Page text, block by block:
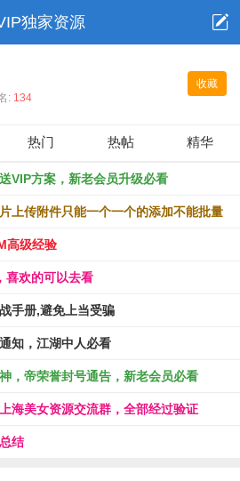
独家资源
收藏
: 134
热门 热帖 精华
VIP方案，新老会员升级必看
上传附件只能一个一个的添加不能批量
高级经验
喜欢的可以去看
手册,避免上当受骗
知，江湖中人必看
，帝荣誉封号通告，新老会员必看
海美女资源交流群，全部经过验证
结